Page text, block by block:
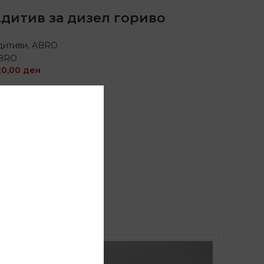
за дизел гориво
, ABRO
ден
ДОДАЈ ВО КОШНИЦА